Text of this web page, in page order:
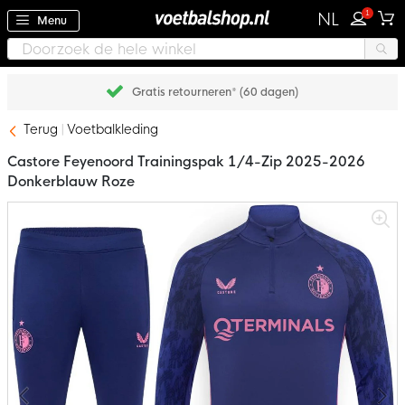
Menu NL 1
Gratis retourneren* (60 dagen)
Terug Voetbalkleding
het
einde
van
de
afbeeldingen-
gallerij
Castore Feyenoord Trainingspak 1/4-Zip 2025-2026
Donkerblauw Roze